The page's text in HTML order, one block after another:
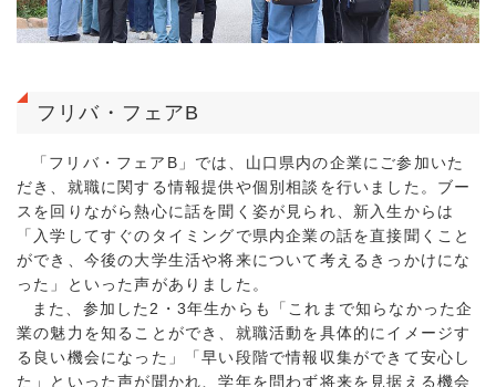
フリバ・フェアB
「フリバ・フェアB」では、山口県内の企業にご参加いた
だき、就職に関する情報提供や個別相談を行いました。ブー
スを回りながら熱心に話を聞く姿が見られ、新入生からは
「入学してすぐのタイミングで県内企業の話を直接聞くこと
ができ、今後の大学生活や将来について考えるきっかけにな
った」といった声がありました。
また、参加した2・3年生からも「これまで知らなかった企
業の魅力を知ることができ、就職活動を具体的にイメージす
る良い機会になった」「早い段階で情報収集ができて安心し
た」といった声が聞かれ、学年を問わず将来を見据える機会